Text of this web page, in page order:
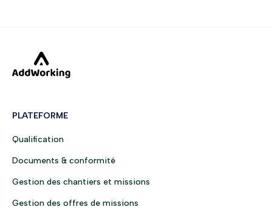
PLATEFORME
Qualification
Documents & conformité
Gestion des chantiers et missions
Gestion des offres de missions